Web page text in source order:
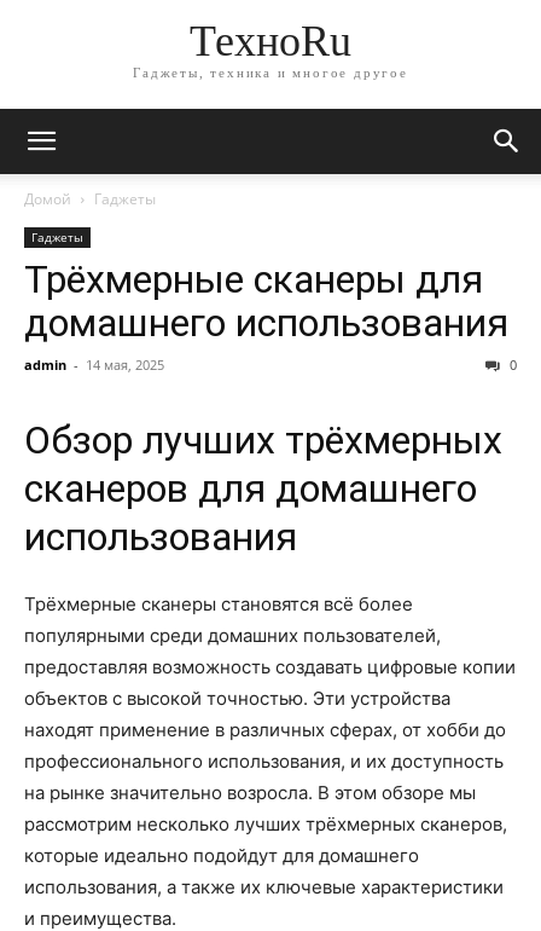
ТехноRu
Гаджеты, техника и многое другое
Домой Гаджеты
Гаджеты
Трёхмерные сканеры для
домашнего использования
admin - 14 мая, 2025 0
Обзор лучших трёхмерных
сканеров для домашнего
использования
Трёхмерные сканеры становятся всё более
популярными среди домашних пользователей,
предоставляя возможность создавать цифровые копии
объектов с высокой точностью. Эти устройства
находят применение в различных сферах, от хобби до
профессионального использования, и их доступность
на рынке значительно возросла. В этом обзоре мы
рассмотрим несколько лучших трёхмерных сканеров,
которые идеально подойдут для домашнего
использования, а также их ключевые характеристики
и преимущества.